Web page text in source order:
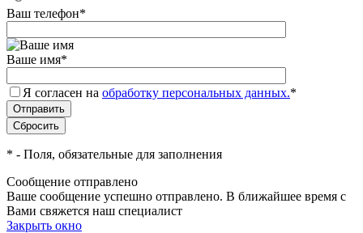
Ваш телефон*
Ваше имя*
Я согласен на обработку персональных данных.*
* - Поля, обязательные для заполнения
Сообщение отправлено
Ваше сообщение успешно отправлено. В ближайшее время с
Вами свяжется наш специалист
Закрыть окно